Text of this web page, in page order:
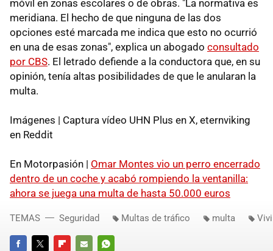
móvil en zonas escolares o de obras. "La normativa es
meridiana. El hecho de que ninguna de las dos
opciones esté marcada me indica que esto no ocurrió
en una de esas zonas", explica un abogado consultado
por CBS. El letrado defiende a la conductora que, en su
opinión, tenía altas posibilidades de que le anularan la
multa.
Imágenes | Captura vídeo UHN Plus en X, eternviking
en Reddit
En Motorpasión | Omar Montes vio un perro encerrado
dentro de un coche y acabó rompiendo la ventanilla:
ahora se juega una multa de hasta 50.000 euros
TEMAS Seguridad Multas de tráfico multa